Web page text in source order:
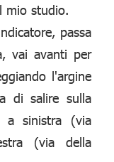
mio studio.
passa
vai avanti per
l'argine
di salire sulla
a sinistra (via
(via della